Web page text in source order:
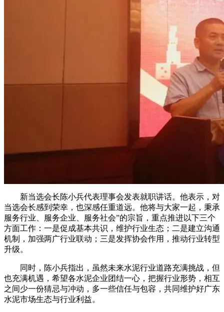
新当选会长陈小兵代表理事会发表就职讲话。他表示，对
当选会长感到荣幸，也深感任重道远。他将与大家一起，秉承
服务行业、服务企业、服务社会”的宗旨，重点推进以下三个
方面工作：一是促成基本共识，维护行业生态；二是建立沟通
机制，加强两广行业联动；三是发挥协会作用，推动行业转型
升级。
同时，陈小兵指出，虽然未来水泥行业道路充满挑战，但
也充满机遇，希望各水泥企业团结一心，把握行业形势，相互
之间少一份猜忌与冲动，多一些信任与包容，共同维护好广东
水泥市场生态与行业利益。